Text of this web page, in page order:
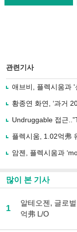
관련기사
애브비, 플렉시움과
황종연 화연, ‘과거
Undruggable 접근
플렉시움, 1.02억弗
암젠, 플렉시움과
많이 본 기사
1
알테오젠, 글로
억弗 L/O